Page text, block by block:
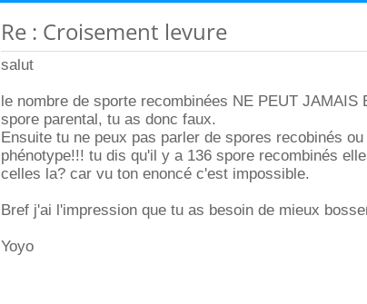
Re : Croisement levure
salut
le nombre de sporte recombinées NE PEUT JAMAIS
spore parental, tu as donc faux.
Ensuite tu ne peux pas parler de spores recobinés
phénotype!!! tu dis qu'il y a 136 spore recombinés
celles la? car vu ton enoncé c'est impossible.
Bref j'ai l'impression que tu as besoin de mieux
Yoyo